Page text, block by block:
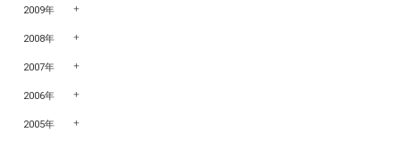
2009年
2008年
2007年
2006年
2005年